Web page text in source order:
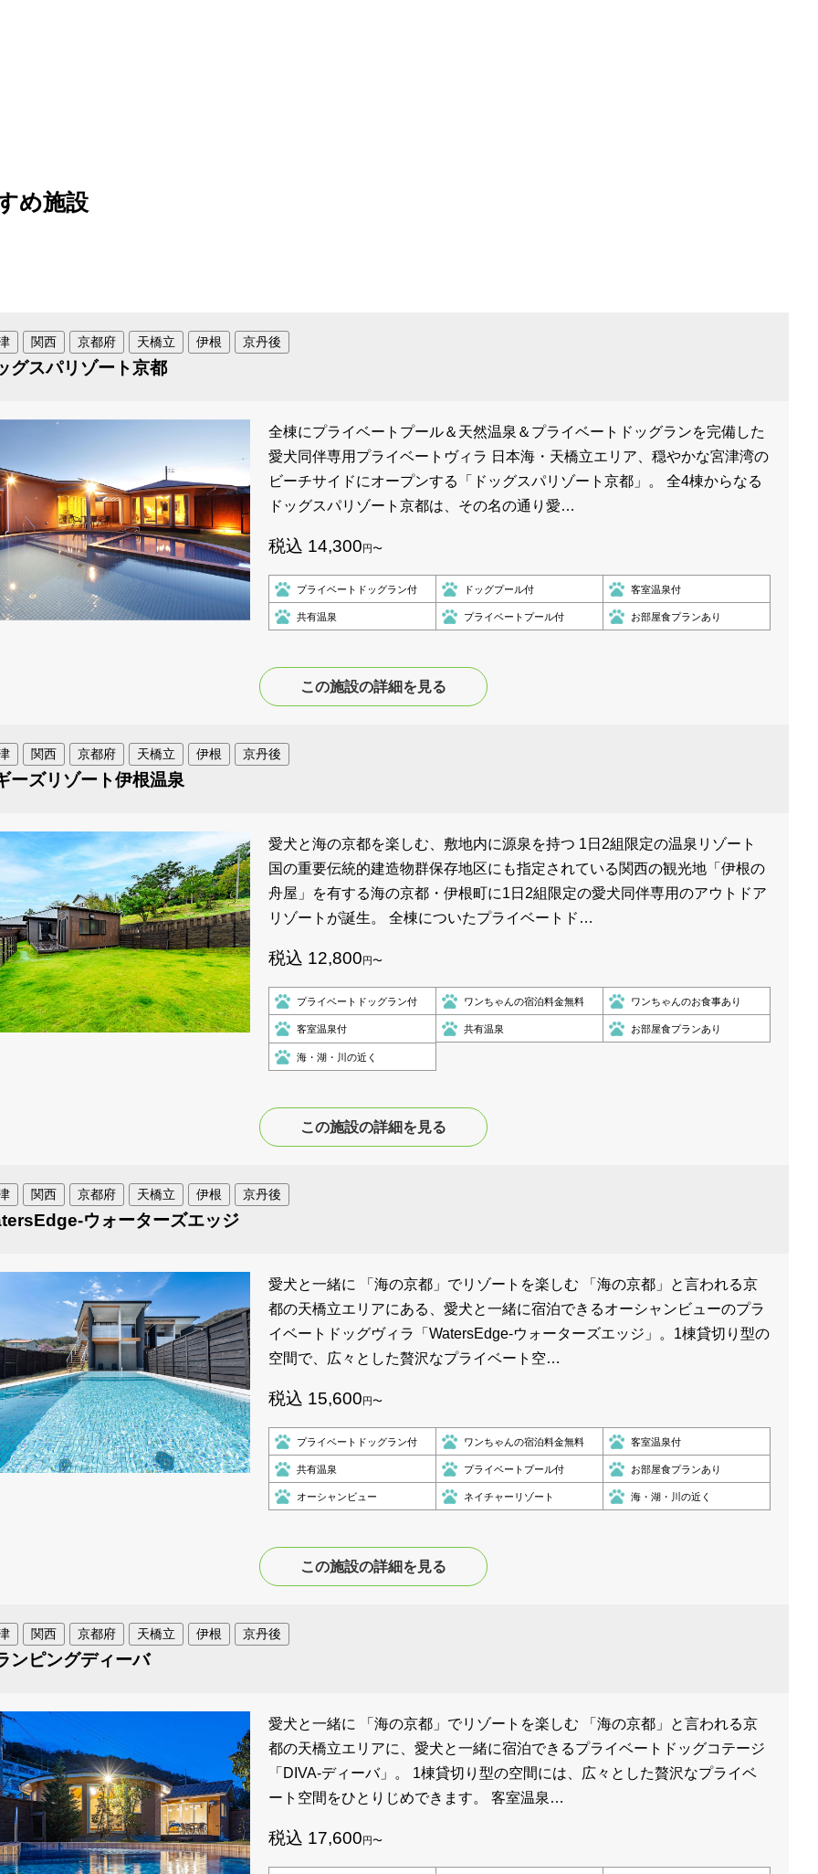
め施設
伊根 京丹後
関西 京都府 天橋立
グスパリゾート京都
全棟にプライベートプール＆天然温泉＆プライベートドッグランを完備した
愛犬同伴専用プライベートヴィラ 日本海・天橋立エリア、穏やかな宮津湾の
ビーチサイドにオープンする「ドッグスパリゾート京都」。 全4棟からなる
ドッグスパリゾート京都は、その名の通り愛…
税込 14,300円〜
プライベートドッグラン付 ドッグプール付 客室温泉付
共有温泉 プライベートプール付 お部屋食プランあり
この施設の詳細を見る
伊根 京丹後
関西 京都府 天橋立
ーズリゾート伊根温泉
愛犬と海の京都を楽しむ、敷地内に源泉を持つ 1日2組限定の温泉リゾート
国の重要伝統的建造物群保存地区にも指定されている関西の観光地「伊根の
舟屋」を有する海の京都・伊根町に1日2組限定の愛犬同伴専用のアウトドア
リゾートが誕生。 全棟についたプライベートド…
税込 12,800円〜
プライベートドッグラン付 ワンちゃんの宿泊料金無料 ワンちゃんのお食事あり
客室温泉付 共有温泉 お部屋食プランあり
海・湖・川の近く
この施設の詳細を見る
伊根 京丹後
関西 京都府 天橋立
ウォーターズエッジ
愛犬と一緒に 「海の京都」でリゾートを楽しむ 「海の京都」と言われる京
都の天橋立エリアにある、愛犬と一緒に宿泊できるオーシャンビューのプラ
イベートドッグヴィラ「WatersEdge-ウォーターズエッジ」。1棟貸切り型の
空間で、広々とした贅沢なプライベート空…
税込 15,600円〜
プライベートドッグラン付 ワンちゃんの宿泊料金無料 客室温泉付
共有温泉 プライベートプール付 お部屋食プランあり
オーシャンビュー ネイチャーリゾート 海・湖・川の近く
この施設の詳細を見る
伊根 京丹後
関西 京都府 天橋立
ンピングディーバ
愛犬と一緒に 「海の京都」でリゾートを楽しむ 「海の京都」と言われる京
都の天橋立エリアに、愛犬と一緒に宿泊できるプライベートドッグコテージ
「DIVA-ディーバ」。 1棟貸切り型の空間には、広々とした贅沢なプライベ
ート空間をひとりじめできます。 客室温泉…
税込 17,600円〜